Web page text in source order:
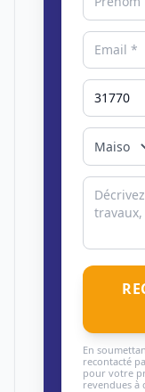
En
recontacté
pour votre
revendues à